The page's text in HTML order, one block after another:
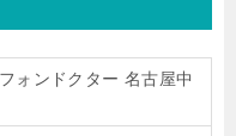
ォンドクター 名古屋中